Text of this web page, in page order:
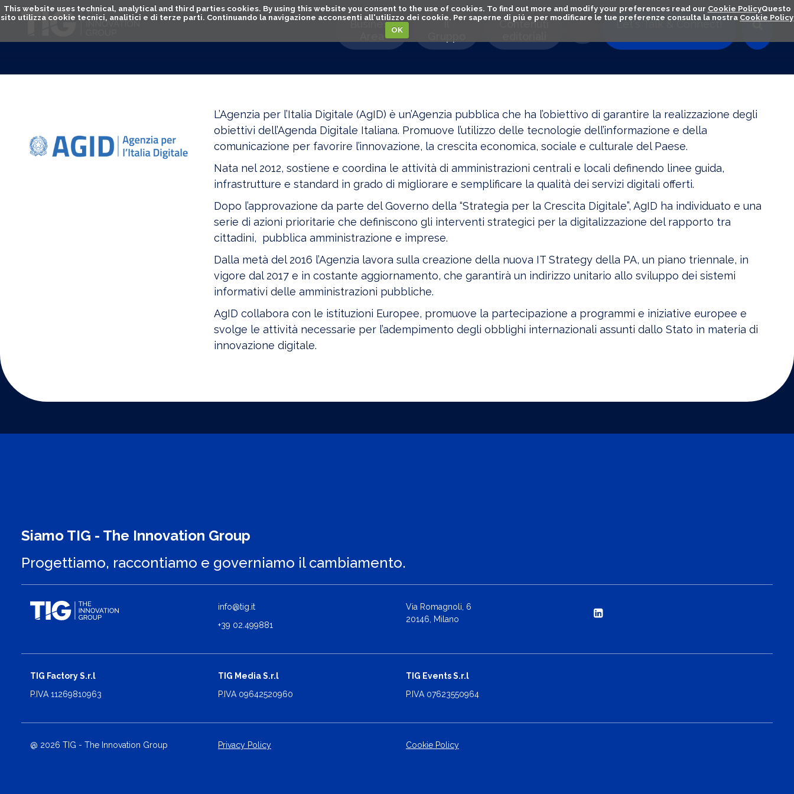
This website uses technical, analytical and third parties cookies. By using this website you consent to the use of cookies. To find out more and modify your preferences read our Cookie PolicyQuesto
sito utilizza cookie tecnici, analitici e di terze parti. Continuando la navigazione acconsenti all'utilizzo dei cookie. Per saperne di piú e per modificare le tue preferenze consulta la nostra Cookie Policy
OK
Let's Talk & Connect!
Business
Il
Contenuti
L’Agenzia per l’Italia Digitale (AgID) è un’Agenzia pubblica che ha l’obiettivo di garantire la realizzazione degli
obiettivi dell’Agenda Digitale Italiana. Promuove l’utilizzo delle tecnologie dell’informazione e della
comunicazione per favorire l’innovazione, la crescita economica, sociale e culturale del Paese.
Nata nel 2012, sostiene e coordina le attività di amministrazioni centrali e locali definendo linee guida,
infrastrutture e standard in grado di migliorare e semplificare la qualità dei servizi digitali offerti.
Dopo l’approvazione da parte del Governo della “Strategia per la Crescita Digitale”, AgID ha individuato e una
serie di azioni prioritarie che definiscono gli interventi strategici per la digitalizzazione del rapporto tra
cittadini, pubblica amministrazione e imprese.
Dalla metà del 2016 l’Agenzia lavora sulla creazione della nuova IT Strategy della PA, un piano triennale, in
vigore dal 2017 e in costante aggiornamento, che garantirà un indirizzo unitario allo sviluppo dei sistemi
informativi delle amministrazioni pubbliche.
AgID collabora con le istituzioni Europee, promuove la partecipazione a programmi e iniziative europee e
svolge le attività necessarie per l’adempimento degli obblighi internazionali assunti dallo Stato in materia di
innovazione digitale.
Siamo TIG - The Innovation Group
Progettiamo, raccontiamo e governiamo il cambiamento.
info@tig.it
+39 02.499881
Via Romagnoli, 6
20146, Milano
TIG Factory S.r.l
P.IVA 11269810963
TIG Media S.r.l
P.IVA 09642520960
TIG Events S.r.l
P.IVA 07623550964
@ 2026 TIG - The Innovation Group Privacy Policy Cookie Policy